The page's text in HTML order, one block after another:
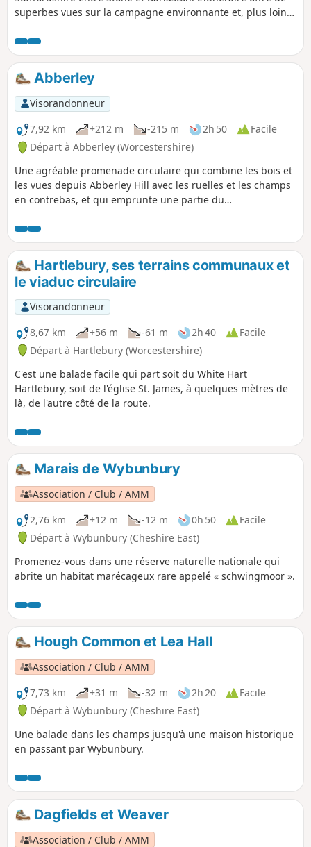
superbes vues sur la campagne environnante et, plus loin,
Abberley
Visorandonneur
7,92 km
+212 m -215 m 2h 50
Facile
Départ à Abberley (Worcestershire)
Une agréable promenade circulaire qui combine les bois et
les vues depuis Abberley Hill avec les ruelles et les champs
en contrebas, et qui emprunte une partie du
balisage « Abberley Clock Tower ».
Hartlebury, ses terrains communaux et
le viaduc circulaire
Visorandonneur
8,67 km
+56 m -61 m 2h 40
Facile
Départ à Hartlebury (Worcestershire)
C'est une balade facile qui part soit du White Hart
Hartlebury, soit de l'église St. James, à quelques mètres de
là, de l'autre côté de la route.
Marais de Wybunbury
Association / Club / AMM
2,76 km
+12 m -12 m 0h 50
Facile
Départ à Wybunbury (Cheshire East)
Promenez-vous dans une réserve naturelle nationale qui
abrite un habitat marécageux rare appelé « schwingmoor ».
Hough Common et Lea Hall
Association / Club / AMM
7,73 km
+31 m -32 m 2h 20
Facile
Départ à Wybunbury (Cheshire East)
Une balade dans les champs jusqu'à une maison historique
en passant par Wybunbury.
Dagfields et Weaver
Association / Club / AMM